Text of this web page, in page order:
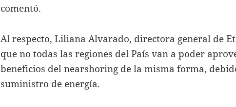
comentó.
Al respecto, Liliana Alvarado, directora general de
que no todas las regiones del País van a poder
beneficios del nearshoring de la misma forma,
suministro de energía.